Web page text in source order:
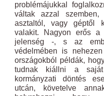
problémájukkal
váltak azzal
asztaltól, vagy géptől
valakit. Nagyon erős
jelenség -, s az
védelmében is
országokból példák,
tudnak kiállni a saját
kormányzati döntés
utcán, követelve